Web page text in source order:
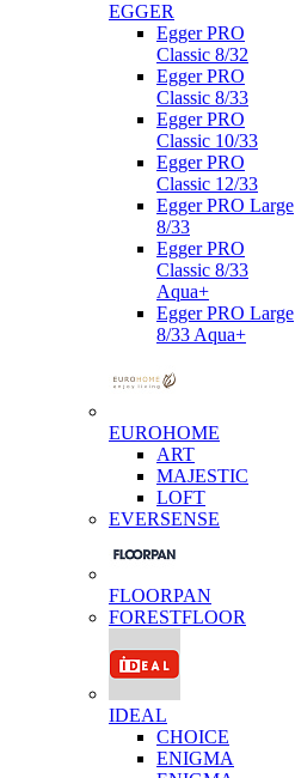
EGGER
Egger PRO
Classic 8/32
Egger PRO
Classic 8/33
Egger PRO
Classic 10/33
Egger PRO
Classic 12/33
Egger PRO Large
8/33
Egger PRO
Classic 8/33
Aqua+
Egger PRO Large
8/33 Aqua+
EUROHOME
ART
MAJESTIC
LOFT
EVERSENSE
FLOORPAN
FORESTFLOOR
IDEAL
CHOICE
ENIGMA